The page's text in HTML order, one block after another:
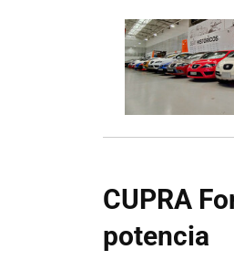
CUPRA
potencia